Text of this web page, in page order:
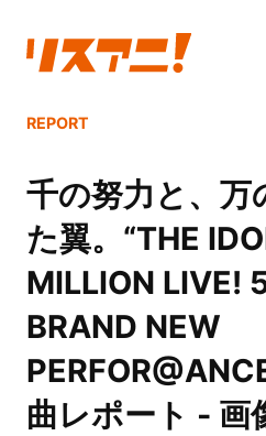
REPORT
千の努力と、万
た翼。“THE
MILLION LIVE!
BRAND NEW
曲レポート - 画